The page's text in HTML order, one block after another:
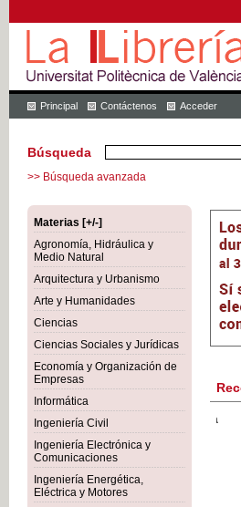
Principal Contáctenos Acceder
Búsqueda
>> Búsqueda avanzada
Materias [+/-]
Agronomía, Hidráulica y
Medio Natural
Arquitectura y Urbanismo
Arte y Humanidades
Ciencias
Ciencias Sociales y Jurídicas
Economía y Organización de
Empresas
Informática
Ingeniería Civil
Ingeniería Electrónica y
Comunicaciones
Ingeniería Energética,
Eléctrica y Motores